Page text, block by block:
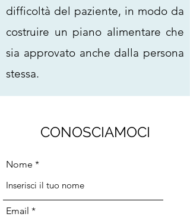
difficoltà del paziente, in modo da
costruire un piano alimentare che
sia approvato anche dalla persona
stessa.
CONOSCIAMOCI
Nome
Email